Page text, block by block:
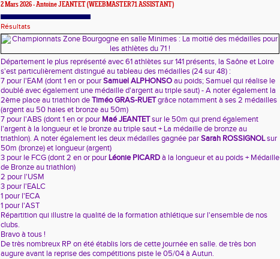
2 Mars 2026 -Antoine JEANTET(WEEBMASTER71 ASSISTANT)
Résultats
Département le plus représenté avec 61 athlètes sur 141 présents, la Saône et Loire
s'est particulièrement distingué au tableau des médailles (24 sur 48) :
7 pour l'EAM (dont 1 en or pourSamuel ALPHONSOau poids; Samuel qui réalise le
doublé avec également une médaille d'argent au triple saut) - A noter également la
2ème place au triathlon deTiméo GRAS-RUETgrâce notamment à ses 2 médailles
(argent au 50 haies et bronze au 50m)
7 pour l'ABS (dont 1 en or pour Maé JEANTETsur le 50m qui prend également
l'argent à la longueur et le bronze au triple saut + La médaille de bronze au
triathlon). A noter également les deux médailles gagnée parSarah ROSSIGNOLsur
50m (bronze) et longueur (argent)
3 pour le FCG (dont 2 en or pour Léonie PICARDà la longueur et au poids + Médaille
de Bronze au triathlon)
2 pour l'USM
3 pour l'EALC
1 pour l'ECA
1 pour l'AST
Répartition qui illustre la qualité de la formation athlétique sur l'ensemble de nos
clubs.
Bravo à tous !
De très nombreux RP on été établis lors de cette journée en salle. de très bon
augure avant la reprise des compétitions piste le 05/04 à Autun.